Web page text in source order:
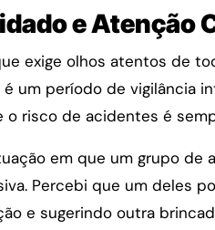
e Atenção
exige olhos atentos de
é um período de vigilância
o risco de acidentes é
em que um grupo de
Percebi que um deles
e sugerindo outra